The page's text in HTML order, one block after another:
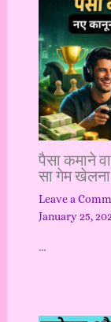
पैसा कमाने
सा गेम
Leave a
January 25,
…